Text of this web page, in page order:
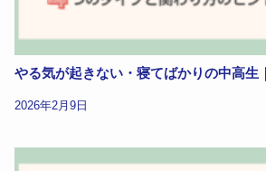
やる気が起きない・寝てばかりの中高
2026年2月9日